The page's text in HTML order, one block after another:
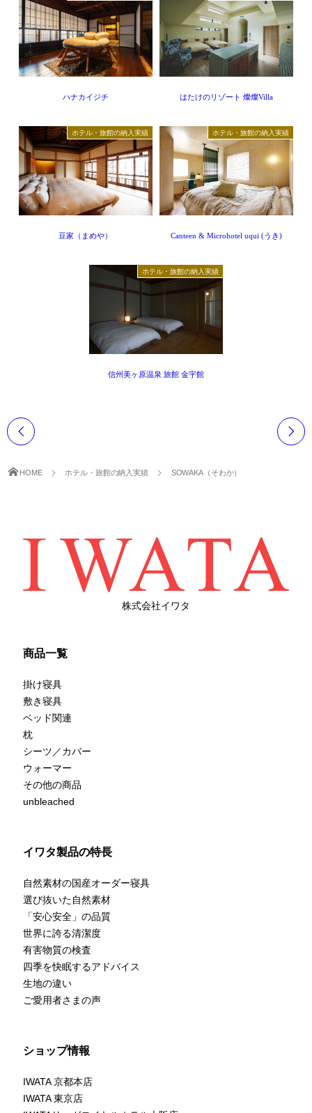
ハナカイジチ はたけのリゾート 燦燦Villa
ホテル・旅館の納入実績
豆家（まめや）
ホテル・旅館の納入実績
Canteen & Microhotel uqui (うき)
ホテル・旅館の納入実績
信州美ヶ原温泉 旅館 金宇館
HOME ホテル・旅館の納入実績 SOWAKA（そわか）
株式会社イワタ
商品一覧
掛け寝具
敷き寝具
ベッド関連
枕
シーツ／カバー
ウォーマー
その他の商品
unbleached
イワタ製品の特長
自然素材の国産オーダー寝具
選び抜いた自然素材
「安心安全」の品質
世界に誇る清潔度
有害物質の検査
四季を快眠するアドバイス
生地の違い
ご愛用者さまの声
ショップ情報
IWATA 京都本店
IWATA 東京店